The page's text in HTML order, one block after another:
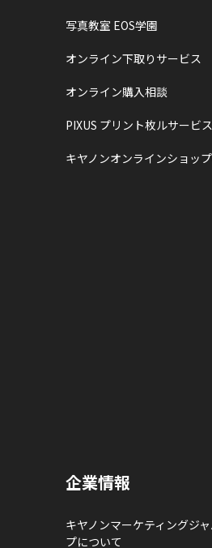
写真教室 EOS学園
オンライン下取りサービス
オンライン購入相談
PIXUS プリント枚ルサービ
キヤノンオンラインショッ
企業情報
キヤノンマーケティングジ
プについて